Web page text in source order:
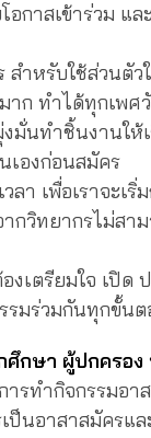
กาสเข้าร่วม แ
สำหรับใช้ส่วนตัว
าก ทำได้ทุกเพ
นทำชิ้นงานให้
เองก่อนสมัคร
ลา เพื่อเราจะ
กวิทยากรไม่สา
งเตรียมใจ เปิ
รมร่วมกันทุกขั้น
ศึกษา ผู้ปกครอ
ารทำกิจกรรมอ
เป็นอาสาสมัครแ